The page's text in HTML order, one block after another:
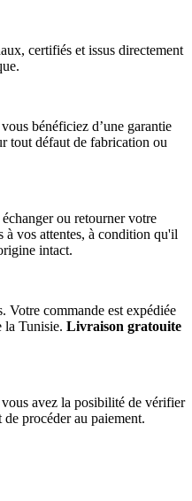
certifiés et issus directement
bénéficiez d’une garantie
tout défaut de fabrication ou
ou retourner votre
vos attentes, à condition qu'il
intact.
Votre commande est expédiée
la Tunisie. Livraison gratouite
avez la posibilité de vérifier
procéder au paiement.